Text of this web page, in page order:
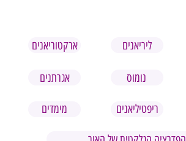
ליריאנים ארקטוריאנים
אגרתנים נומוס
מימדים ריפטיליאנים